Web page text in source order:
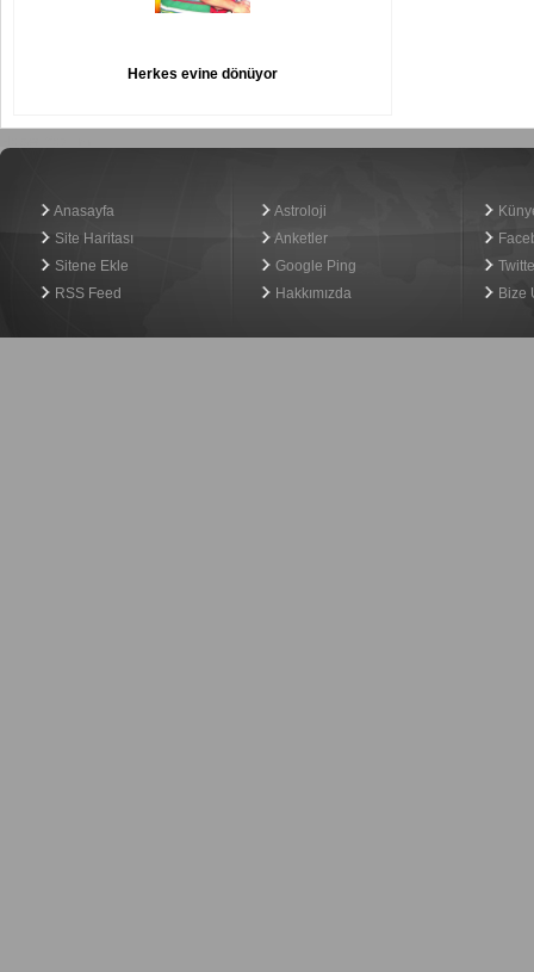
Herkes evine dönüyor
Anasayfa
Site Haritası
Sitene Ekle
RSS Feed
Astroloji
Anketler
Google Ping
Hakkımızda
Bize